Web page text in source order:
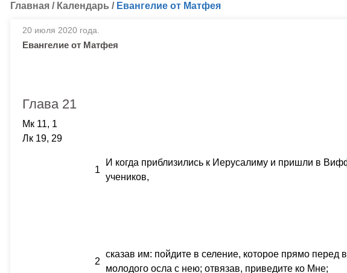
Главная / Календарь / Евангелие от Матфея
20 июля 2020 года.
Евангелие от Матфея
Глава 21
Мк 11, 1
Лк 19, 29
1
И когда приблизились к Иерусалиму и пришли в
учеников,
2
сказав им: пойдите в селение, которое прямо перед
молодого осла с нею; отвязав, приведите ко Мне;